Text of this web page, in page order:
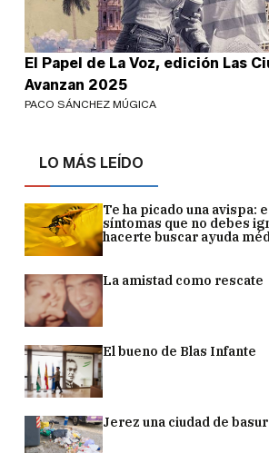
LO MÁS LEÍDO
Te ha picado una avispa:
síntomas que no debes
hacerte buscar ayuda
La amistad como rescate
El bueno de Blas Infante
Jerez una ciudad de
El Papel de La Voz, edición Las
Avanzan 2025
PACO SÁNCHEZ MÚGICA